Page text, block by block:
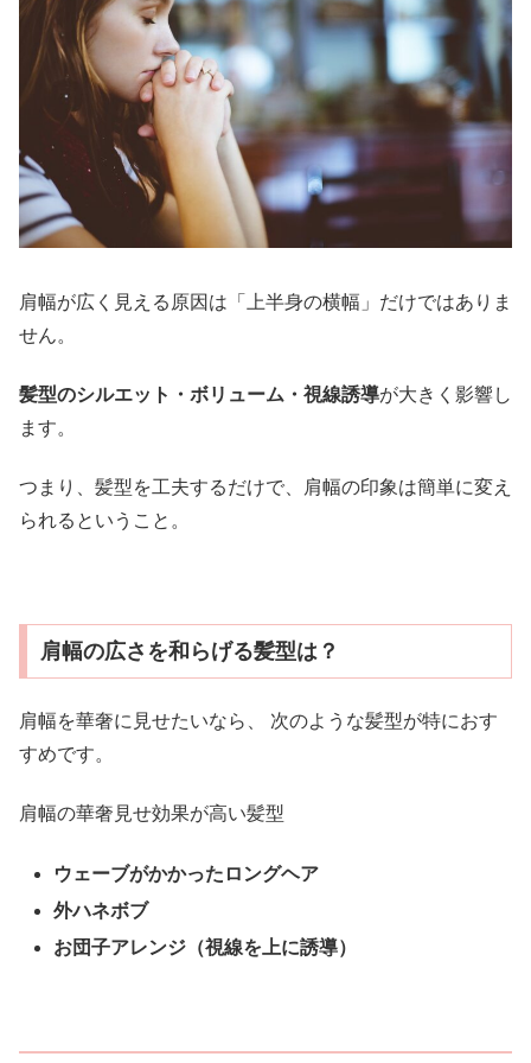
肩幅が広く見える原因は「上半身の横幅」だけではありま
せん。
髪型のシルエット・ボリューム・視線誘導が大きく影響し
ます。
つまり、髪型を工夫するだけで、肩幅の印象は簡単に変え
られるということ。
肩幅の広さを和らげる髪型は？
肩幅を華奢に見せたいなら、 次のような髪型が特におす
すめです。
肩幅の華奢見せ効果が高い髪型
ウェーブがかかったロングヘア
外ハネボブ
お団子アレンジ（視線を上に誘導）